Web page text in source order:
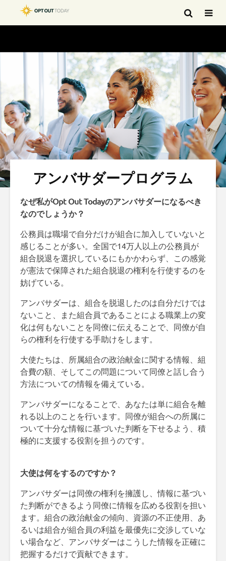
アンバサダープログラム
なぜ私がOpt Out Todayのアンバサダーになるべき
なのでしょうか？
公務員は職場で自分だけが組合に加入していないと
感じることが多い。全国で14万人以上の公務員が
組合脱退を選択しているにもかかわらず、この感覚
が憲法で保障された組合脱退の権利を行使するのを
妨げている。
アンバサダーは、組合を脱退したのは自分だけでは
ないこと、また組合員であることによる職業上の変
化は何もないことを同僚に伝えることで、同僚が自
らの権利を行使する手助けをします。
大使たちは、所属組合の政治献金に関する情報、組
合費の額、そしてこの問題について同僚と話し合う
方法についての情報を備えている。
アンバサダーになることで、あなたは単に組合を離
れる以上のことを行います。同僚が組合への所属に
ついて十分な情報に基づいた判断を下せるよう、積
極的に支援する役割を担うのです。
大使は何をするのですか？
アンバサダーは同僚の権利を擁護し、情報に基づい
た判断ができるよう同僚に情報を広める役割を担い
ます。組合の政治献金の傾向、資源の不正使用、あ
るいは組合が組合員の利益を最優先に交渉していな
い場合など、アンバサダーはこうした情報を正確に
把握するだけで貢献できます。